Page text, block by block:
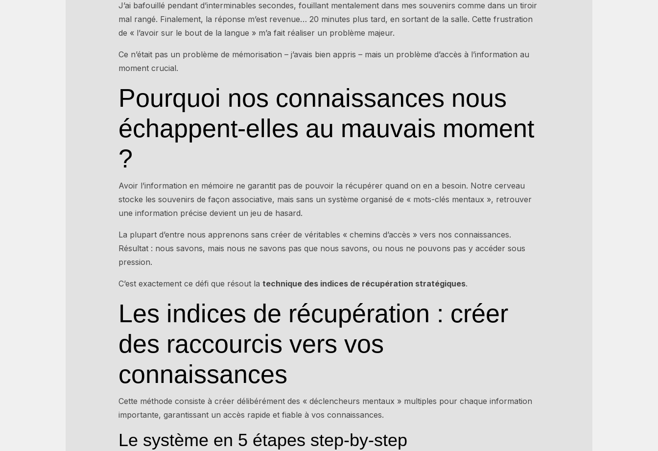
J’ai bafouillé pendant d’interminables secondes, fouillant mentalement dans mes souvenirs comme dans un tiroir
mal rangé. Finalement, la réponse m’est revenue… 20 minutes plus tard, en sortant de la salle. Cette frustration
de « l’avoir sur le bout de la langue » m’a fait réaliser un problème majeur.
Ce n’était pas un problème de mémorisation – j’avais bien appris – mais un problème d’accès à l’information au
moment crucial.
Pourquoi nos connaissances nous
échappent-elles au mauvais moment
?
Avoir l’information en mémoire ne garantit pas de pouvoir la récupérer quand on en a besoin. Notre cerveau
stocke les souvenirs de façon associative, mais sans un système organisé de « mots-clés mentaux », retrouver
une information précise devient un jeu de hasard.
La plupart d’entre nous apprenons sans créer de véritables « chemins d’accès » vers nos connaissances.
Résultat : nous savons, mais nous ne savons pas que nous savons, ou nous ne pouvons pas y accéder sous
pression.
C’est exactement ce défi que résout la technique des indices de récupération stratégiques.
Les indices de récupération : créer
des raccourcis vers vos
connaissances
Cette méthode consiste à créer délibérément des « déclencheurs mentaux » multiples pour chaque information
importante, garantissant un accès rapide et fiable à vos connaissances.
Le système en 5 étapes step-by-step